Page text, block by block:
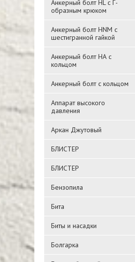
Анкерный болт HL с Г-
образным крюком
Анкерный болт HNM с
шестигранной гайкой
Анкерный болт НА с
кольцом
Анкерный болт с кольцом
Аппарат высокого
давления
Аркан Джутовый
БЛИСТЕР
БЛИСТЕР
Бензопила
Бита
Биты и насадки
Болгарка